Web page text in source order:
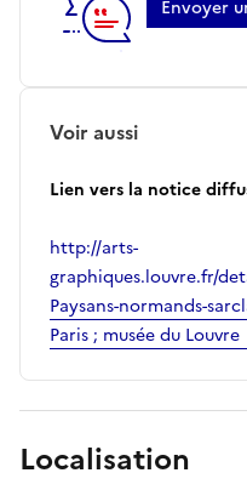
Envoyer
Voir aussi
Lien vers la notice
http://arts-
graphiques.louvre.fr/
Paysans-normands-
Paris ; musée du Louvre
Localisation